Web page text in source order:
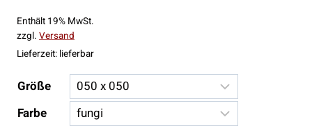
Enthält 19% MwSt.
zzgl. Versand
Lieferzeit: lieferbar
Größe
Farbe